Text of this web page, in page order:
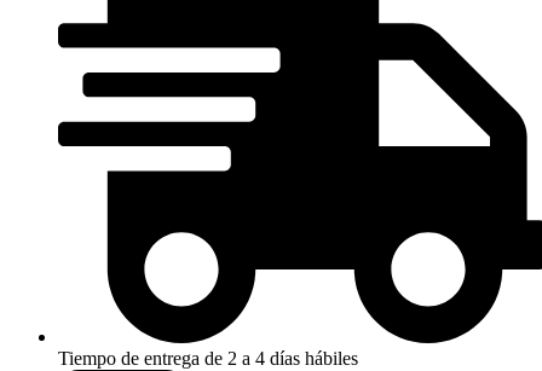
Tiempo de entrega de 2 a 4 días hábiles